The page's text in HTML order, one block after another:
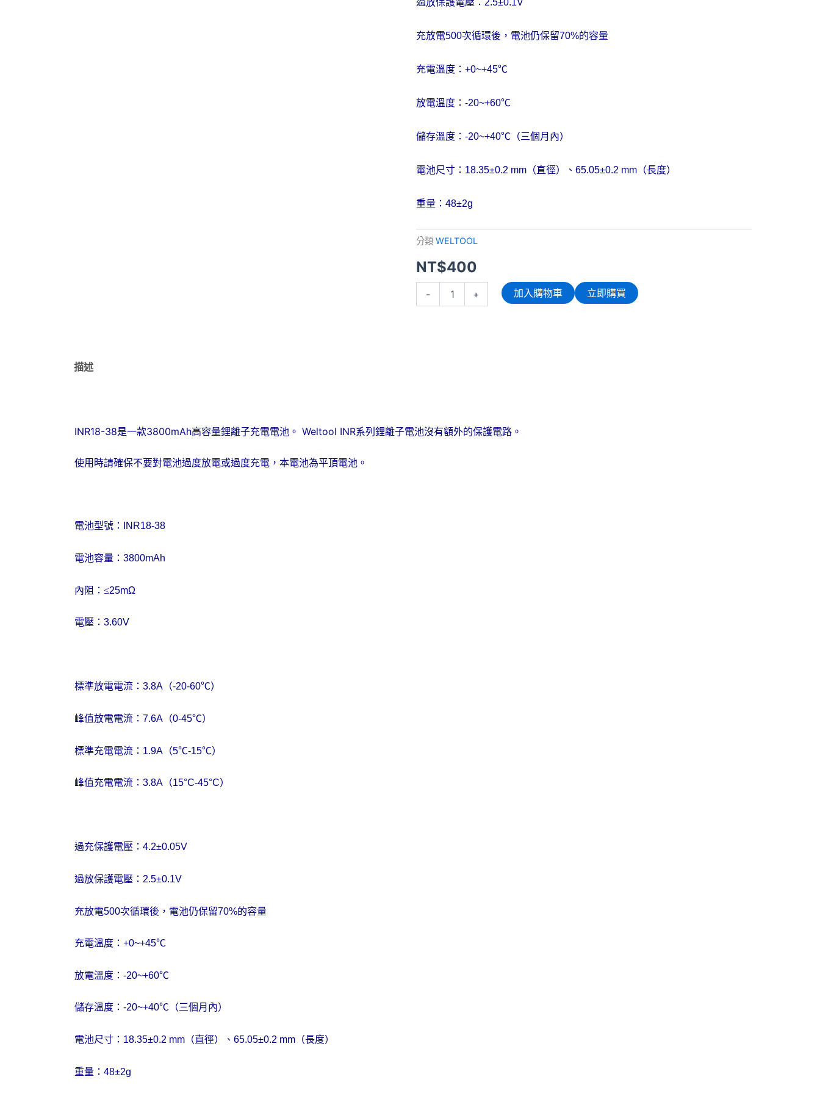
過放保護電壓： 2.5±0.1V
充放電500次循環後，電池仍保留70%的容量
充電溫度： +0~+45℃
放電溫度： -20~+60℃
儲存溫度： -20~+40℃（三個月內）
電池尺寸： 18.35±0.2 mm （直徑）、 65.05±0.2 mm （長度）
重量： 48±2g
分類 WELTOOL
NT$400
-
電
+ 加入購物車 立即購買
描述
INR18-38是一款3800mAh高容量鋰離子充電電池。 Weltool INR系列鋰離子電池沒有額外的保護電路。
使用時請確保不要對電池過度放電或過度充電，本電池為平頂電池。
電池型號： INR18-38
電池容量： 3800mAh
內阻： ≤25mΩ
電壓： 3.60V
標準放電電流： 3.8A （-20-60℃）
峰值放電電流： 7.6A （0-45℃）
標準充電電流： 1.9A （5℃-15℃）
峰值充電電流： 3.8A （15°C-45°C）
過充保護電壓： 4.2±0.05V
過放保護電壓： 2.5±0.1V
充放電500次循環後，電池仍保留70%的容量
充電溫度： +0~+45℃
放電溫度： -20~+60℃
儲存溫度： -20~+40℃（三個月內）
電池尺寸： 18.35±0.2 mm （直徑）、 65.05±0.2 mm （長度）
重量： 48±2g